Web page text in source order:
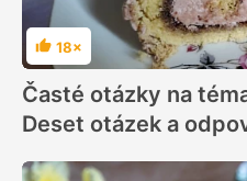
Hodnocení
18×
Časté otázky na
Deset otázek a